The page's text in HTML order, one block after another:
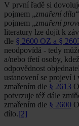
V první řadě si
pojmem „zmaření díla
pojmem „zmaření
literatury lze dojít k
dle § 2600 OZ a §
neodpovídá - tedy
a/nebo třetí osoby,
odpovědnost
ustanovení se projeví
zmařením dle § 2613
potvrzuje též dále
zmařením dle § 2600
dílo.[2]